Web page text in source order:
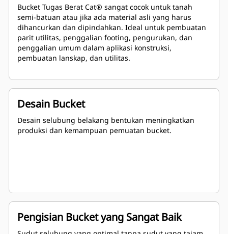
Bucket Tugas Berat Cat® sangat cocok untuk tanah
semi-batuan atau jika ada material asli yang harus
dihancurkan dan dipindahkan. Ideal untuk pembuatan
parit utilitas, penggalian footing, pengurukan, dan
penggalian umum dalam aplikasi konstruksi,
pembuatan lanskap, dan utilitas.
Desain Bucket
Desain selubung belakang bentukan meningkatkan
produksi dan kemampuan pemuatan bucket.
Pengisian Bucket yang Sangat Baik